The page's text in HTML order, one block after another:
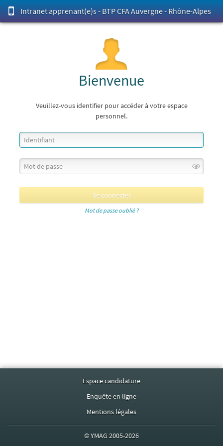
Intranet apprenant(e)s - BTP CFA Auvergne - Rhône-Alpes
Bienvenue
Veuillez-vous identifier pour accéder à votre espace
personnel.
Mot de passe oublié ?
Espace candidature
Enquête en ligne
Mentions légales
©YMAG 2005-2026